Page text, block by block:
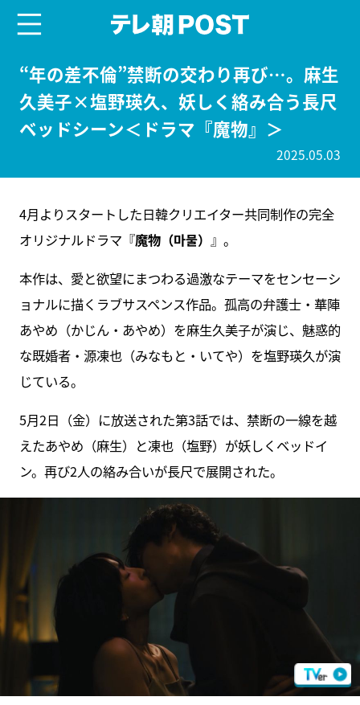
“年の差不倫”禁断の交わり再び…。麻生
久美子×塩野瑛久、妖しく絡み合う長尺
ベッドシーン＜ドラマ『魔物』＞
2025.05.03
4月よりスタートした日韓クリエイター共同制作の完全
オリジナルドラマ『魔物（마물） 』。
本作は、愛と欲望にまつわる過激なテーマをセンセーシ
ョナルに描くラブサスペンス作品。孤高の弁護士・華陣
あやめ（かじん・あやめ）を麻生久美子が演じ、魅惑的
な既婚者・源凍也（みなもと・いてや）を塩野瑛久が演
じている。
5月2日（金）に放送された第3話では、禁断の一線を越
えたあやめ（麻生）と凍也（塩野）が妖しくベッドイ
ン。再び2人の絡み合いが長尺で展開された。